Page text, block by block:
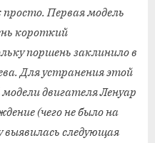
Первая модель
короткий
поршень заклинило в
Для устранения этой
двигателя Ленуар
(чего не было на
следующая